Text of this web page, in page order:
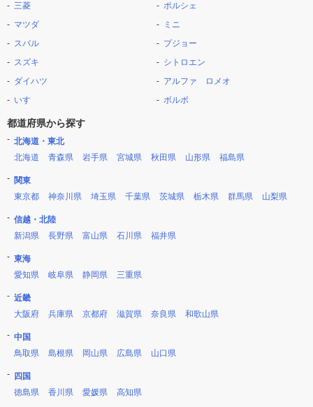
三菱
マツダ
スバル
スズキ
ダイハツ
いすゞ
ポルシェ
ミニ
プジョー
シトロエン
アルファ ロメオ
ボルボ
都道府県から探す
北海道・東北
北海道
青森県 岩手県 宮城県 秋田県 山形県 福島県
関東
東京都
神奈川県 埼玉県 千葉県 茨城県 栃木県 群馬県 山梨県
信越・北陸
新潟県
長野県 富山県 石川県 福井県
東海
愛知県
岐阜県 静岡県 三重県
近畿
大阪府
兵庫県 京都府 滋賀県 奈良県 和歌山県
中国
鳥取県
島根県 岡山県 広島県 山口県
四国
徳島県
香川県 愛媛県 高知県